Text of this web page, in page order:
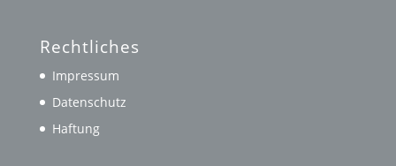
Rechtliches
Impressum
Datenschutz
Haftung